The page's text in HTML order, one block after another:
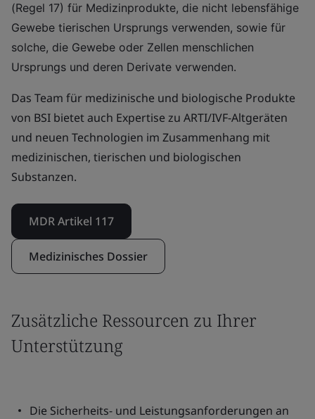
(Regel 17) für Medizinprodukte, die nicht lebensfähige
Gewebe tierischen Ursprungs verwenden, sowie für
solche, die Gewebe oder Zellen menschlichen
Ursprungs und deren Derivate verwenden.
Das Team für medizinische und biologische Produkte
von BSI bietet auch Expertise zu ARTI/IVF-Altgeräten
und neuen Technologien im Zusammenhang mit
medizinischen, tierischen und biologischen
Substanzen.
MDR Artikel 117
Medizinisches Dossier
Zusätzliche Ressourcen zu Ihrer
Unterstützung
Die Sicherheits- und Leistungsanforderungen an